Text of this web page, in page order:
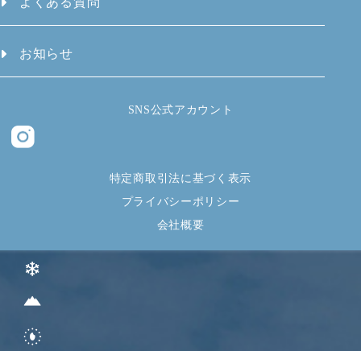
お知らせ
SNS公式アカウント
特定商取引法に基づく表示
プライバシーポリシー
会社概要